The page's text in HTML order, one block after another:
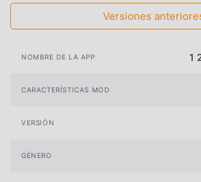
Versiones
NOMBRE DE LA APP 1
CARACTERÍSTICAS MOD
VERSIÓN
GÉNERO